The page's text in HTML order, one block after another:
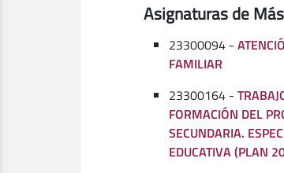
Asignaturas de
23300094 -
FAMILIAR
23300164 -
FORMACIÓN DEL
SECUNDARIA.
EDUCATIVA (PLAN